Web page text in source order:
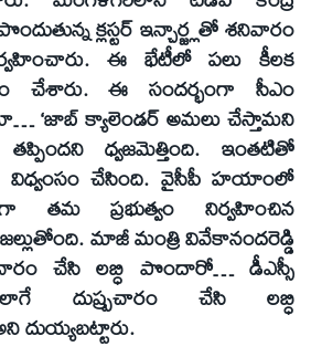
క్లస్టర్ ఇన్చార్జ్లతో శనివారం
ఈ భేటీలో పలు కీలక
చేశారు. ఈ సందర్భంగా సీఎం
‘జాబ్ క్యాలెండర్ అమలు చేస్తామని
ధ్వజమెత్తింది. ఇంతటితో
విధ్వంసం చేసింది. వైసీపీ హయాంలో
తమ ప్రభుత్వం నిర్వహించిన
మాజీ మంత్రి వివేకానందరెడ్డి
చేసి లబ్ధి పొందారో… డీఎస్సీ
దుష్ప్రచారం చేసి లబ్ధి
దుయ్యబట్టారు.